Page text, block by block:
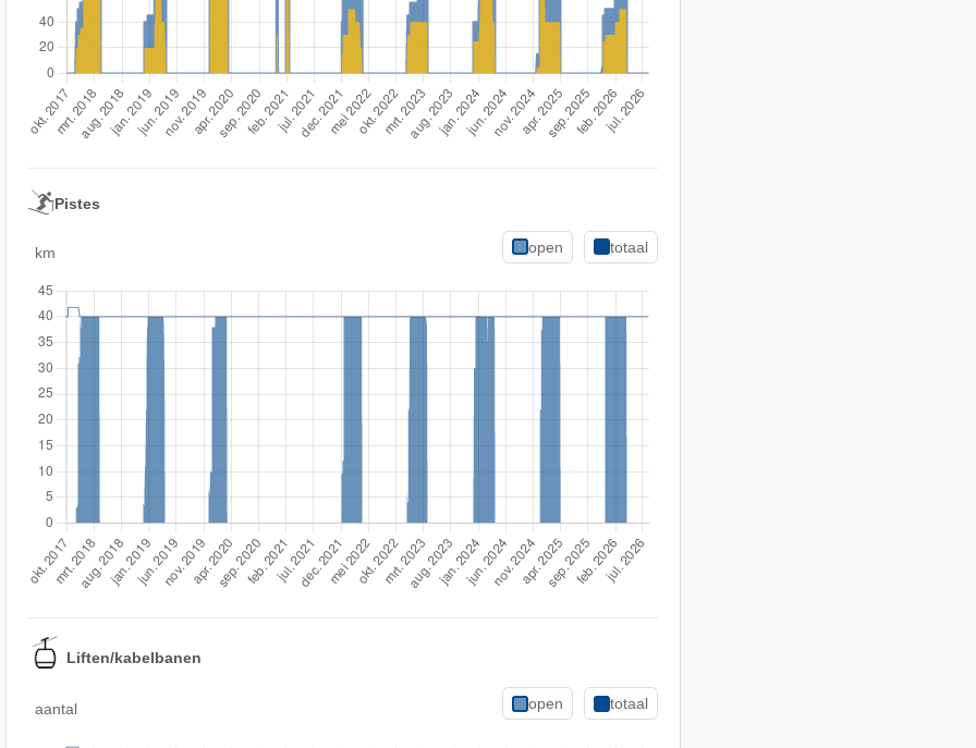
Pistes
km open totaal
Liften/kabelbanen
aantal open totaal